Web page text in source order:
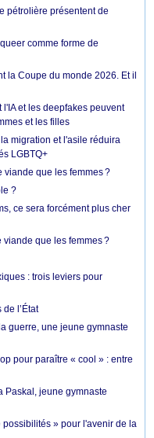
pétrolière présentent de
comme forme de
la Coupe du monde 2026. Et il
et les deepfakes peuvent
et les filles
migration et l'asile réduira
LGBTQ+
viande que les femmes ?
?
ce sera forcément plus cher
que les femmes ?
: trois leviers pour
l’État
guerre, une jeune gymnaste
pour paraître « cool » : entre
Paskal, jeune gymnaste
» pour l'avenir de la